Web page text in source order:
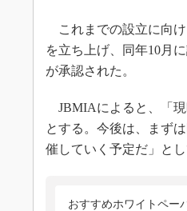
これまでの設立に向け
を立ち上げ、同年10月
が承認された。
JBMIAによると、「現
とする。今後は、まず
催していく予定だ」とし
おすすめホワイトペー